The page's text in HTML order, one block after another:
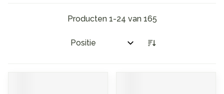
Producten 1-24 van 165
Sorteer op: